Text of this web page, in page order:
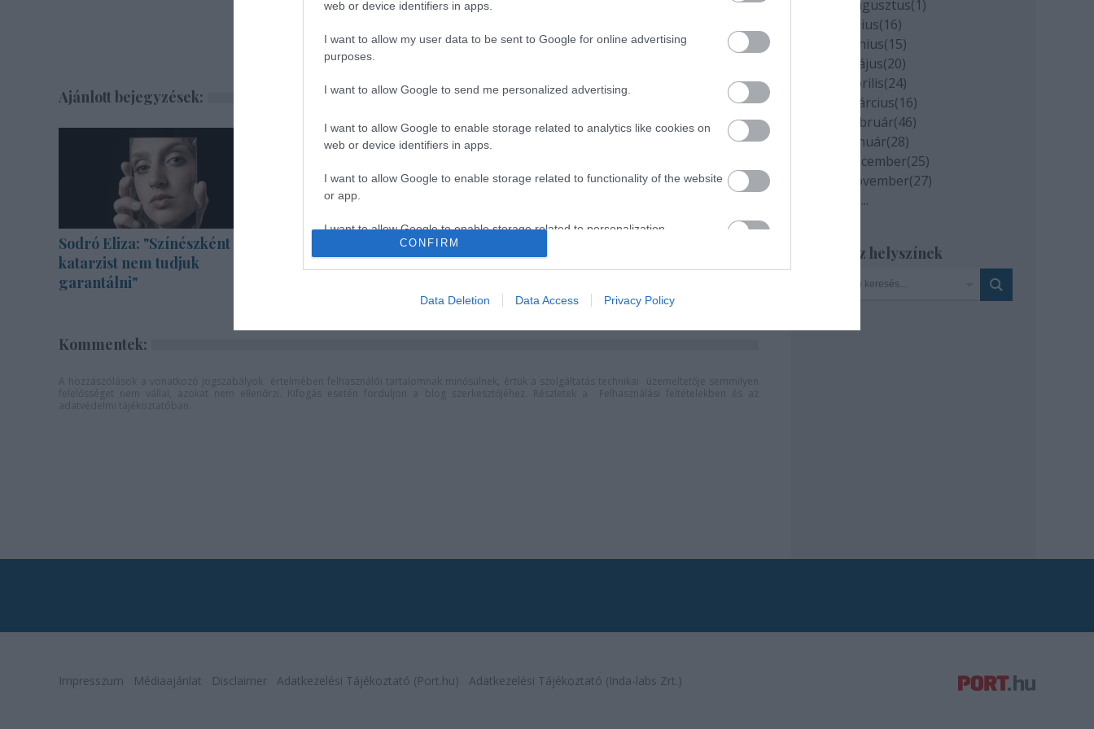
web or device identifiers in apps.
I want to allow my user data to be sent to Google for online advertising
purposes.
I want to allow Google to send me personalized advertising.
I want to allow Google to enable storage related to analytics like cookies on
web or device identifiers in apps.
I want to allow Google to enable storage related to functionality of the website
or app.
I want to allow Google to enable storage related to personalization.
I want to allow Google to enable storage related to security, including
CONFIRM
Data Deletion Data Access Privacy Policy
Ajánlott bejegyzések:
Sodró Eliza: "Színészként a
katarzist nem tudjuk
garantálni"
"Csak engedjenek át a
határon, jövünk!"
Veszprémi Petőfi Színház
Kommentek:
2020 augusztus(1)
2020 július(16)
2020 június(15)
2020 május(20)
2020 április(24)
2020 március(16)
2020 február(46)
2020 január(28)
2019 december(25)
2019 november(27)
...
Szinház helyszínek
Impresszum Médiaajánlat Disclaimer Adatkezelési Tájékoztató (Port.hu) Adatkezelési Tájékoztató (Inda-labs Zrt.)